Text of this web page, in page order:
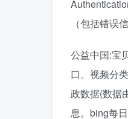
（包括错误
公益中国:宝
口。视频分
政数据(数据
息。bing每